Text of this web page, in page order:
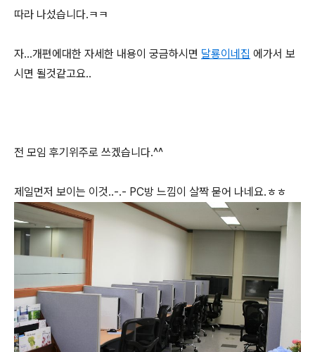
따라 나섰습니다.ㅋㅋ
자...개편에대한 자세한 내용이 궁금하시면 달룡이네집 에가서 보
시면 될것같고요..
전 모임 후기위주로 쓰겠습니다.^^
제일먼저 보이는 이것..-.- PC방 느낌이 살짝 묻어 나네요.ㅎㅎ